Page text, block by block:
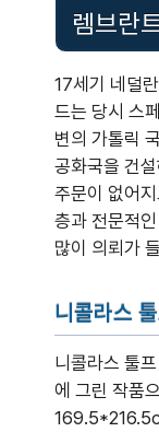
렘브란
17세기 네덜
드는 당시 스
변의 가톨릭
공화국을 건
주문이 없어
층과 전문적
많이 의뢰가
니콜라스
니콜라스 툴
에 그린 작품